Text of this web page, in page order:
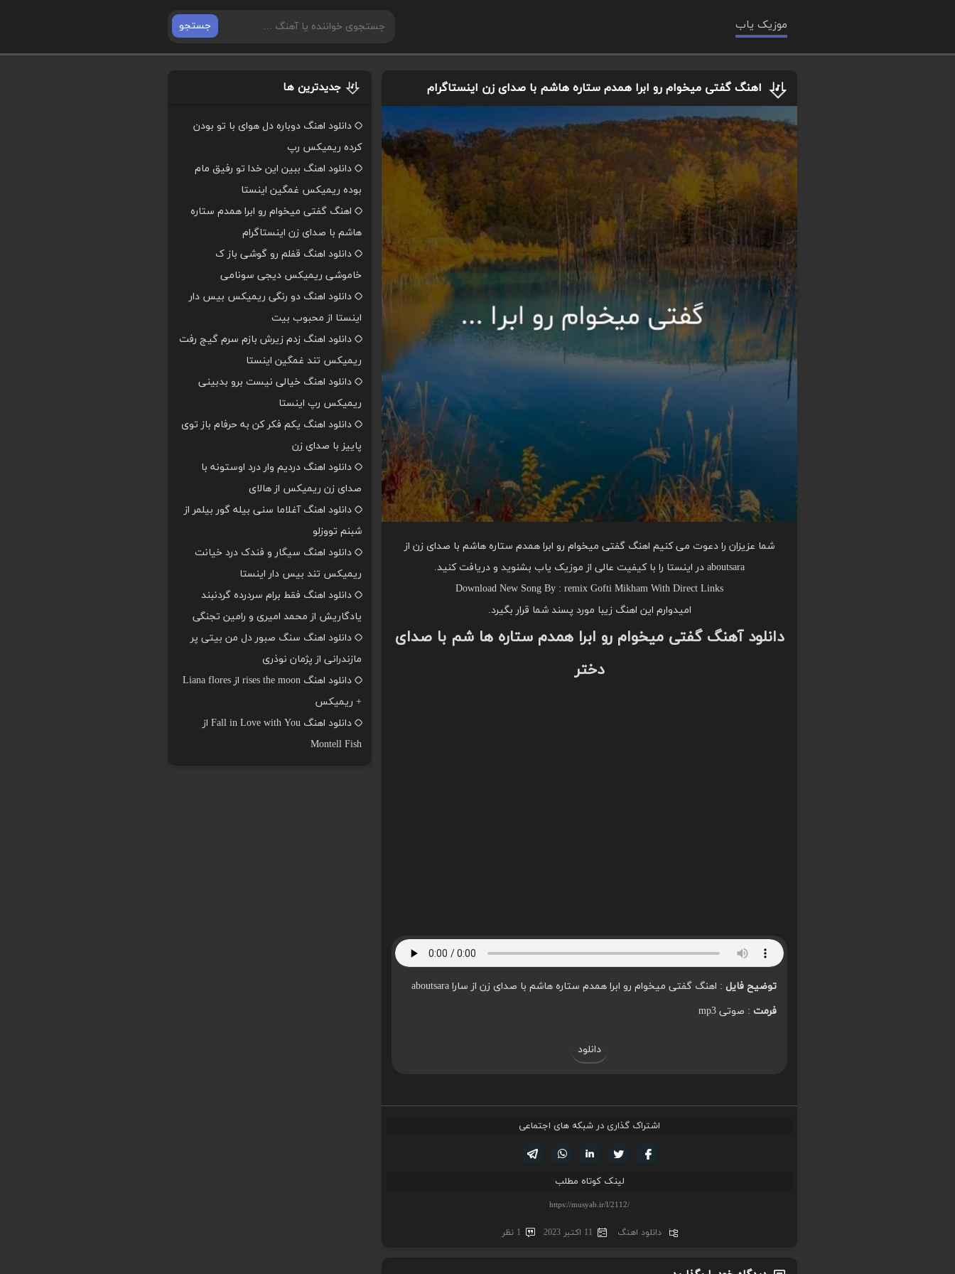
موزیک یاب جستجو
اهنگ گفتی میخوام رو ابرا همدم ستاره هاشم با صدای زن اینستاگرام
شما عزیزان را دعوت می کنیم اهنگ گفتی میخوام رو ابرا همدم ستاره هاشم با صدای زن از
aboutsara در اینستا را با کیفیت عالی از موزیک یاب بشنوید و دریافت کنید.
Download New Song By : remix Gofti Mikham With Direct Links
امیدوارم این اهنگ زیبا مورد پسند شما قرار بگیرد.
دانلود آهنگ گفتی میخوام رو ابرا همدم ستاره ها شم با صدای
دختر
توضیح فایل : اهنگ گفتی میخوام رو ابرا همدم ستاره هاشم با صدای زن از سارا aboutsara
فرمت : صوتی mp3
دانلود
اشتراک گذاری در شبکه های اجتماعی
لینکدین تویتر
فیسوک
لینک کوتاه مطلب
دانلود اهنگ 11 اکتبر 2023 1 نظر
جدیدترین ها
دانلود اهنگ دوباره دل هوای با تو بودن
کرده ریمیکس رپ
دانلود اهنگ ببین این خدا تو رفیق مام
بوده ریمیکس غمگین اینستا
اهنگ گفتی میخوام رو ابرا همدم ستاره
هاشم با صدای زن اینستاگرام
دانلود اهنگ قفلم رو گوشی باز ک
خاموشی ریمیکس دیجی سونامی
دانلود اهنگ دو رنگی ریمیکس بیس دار
اینستا از محبوب بیت
دانلود اهنگ زدم زیرش بازم سرم گیج رفت
ریمیکس تند غمگین اینستا
دانلود اهنگ خیالی نیست برو بدبینی
ریمیکس رپ اینستا
دانلود اهنگ یکم فکر کن به حرفام باز توی
پاییز با صدای زن
دانلود اهنگ دردیم وار درد اوستونه با
صدای زن ریمیکس از هالای
دانلود اهنگ آغلاما سنی بیله گور بیلمر از
شبنم تووزلو
دانلود اهنگ سیگار و فندک درد خیانت
ریمیکس تند بیس دار اینستا
دانلود اهنگ فقط برام سردرده گردنبند
یادگاریش از محمد امیری و رامین تجنگی
دانلود اهنگ سنگ صبور دل من بیتی پر
مازندرانی از پژمان نوذری
دانلود اهنگ rises the moon از Liana flores
+ ریمیکس
دانلود اهنگ Fall in Love with You از
Montell Fish